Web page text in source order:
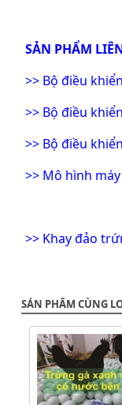
SẢN PHẨM
>> Bộ điều
>> Bộ điều
>> Bộ điều
>> Mô hình
>> Khay đảo
SẢN PHẨM CÙNG